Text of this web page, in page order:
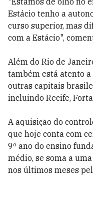
Estácio tenho a
curso superior, mas
com a Estácio",
Além do Rio de
também está atento
outras capitais
incluindo Recife,
A aquisição do
que hoje conta com
9º ano do ensino
médio, se soma a
nos últimos meses